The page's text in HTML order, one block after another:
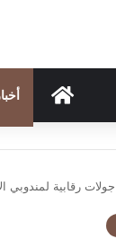
HOME
جولات رقابية لمندوبي